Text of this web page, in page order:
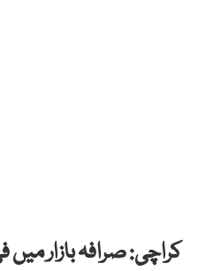
کراچی: صرافہ بازار میں فی تولہ